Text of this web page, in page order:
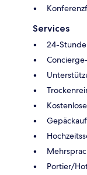
Services
24-
Portier/